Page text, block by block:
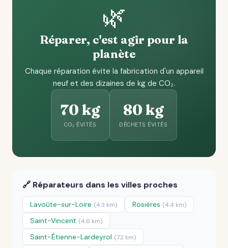
🌿
Réparer, c'est agir pour la
planète
Chaque réparation évite la fabrication d'un appareil
neuf et des dizaines de kg de CO₂.
70 kg
CO₂ ÉVITÉS
80 kg
DÉCHETS ÉVITÉS
🔗 Réparateurs dans les villes proches
Lavoûte-sur-Loire (4.3 km) Rosières (4.4 km)
Saint-Vincent (4.6 km)
Saint-Étienne-Lardeyrol (7.2 km)